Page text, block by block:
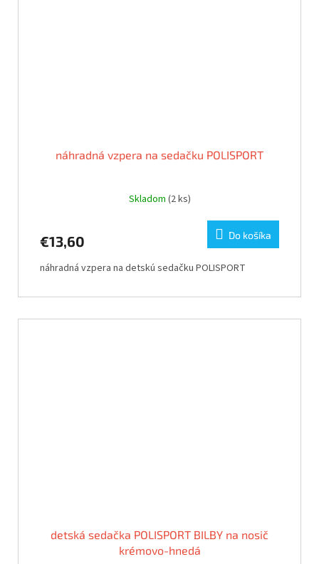
náhradná vzpera na sedačku POLISPORT
Skladom (2 ks)
€13,60 Do košíka
náhradná vzpera na detskú sedačku POLISPORT
detská sedačka POLISPORT BILBY na nosič
krémovo-hnedá